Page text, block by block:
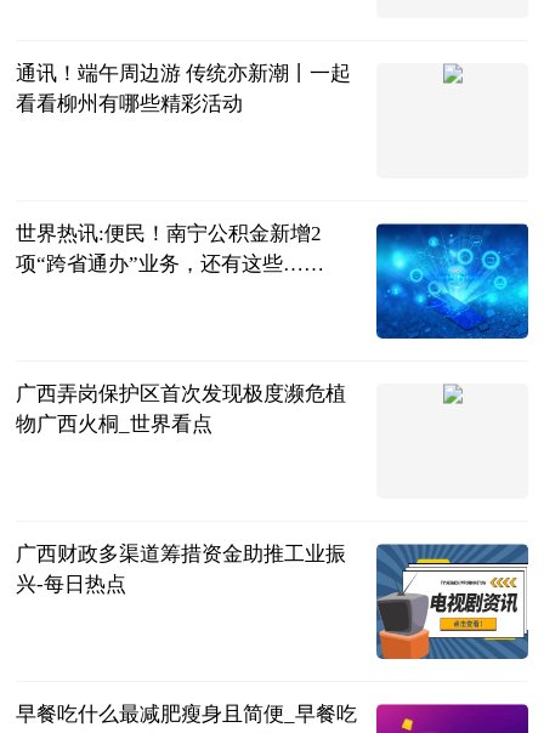
通讯！端午周边游 传统亦新潮丨一起
看看柳州有哪些精彩活动
世界热讯:便民！南宁公积金新增2
项“跨省通办”业务，还有这些……
广西弄岗保护区首次发现极度濒危植
物广西火桐_世界看点
广西财政多渠道筹措资金助推工业振
兴-每日热点
早餐吃什么最减肥瘦身且简便_早餐吃